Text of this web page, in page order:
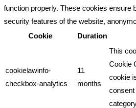
function properly. These cookies ensure
security features of the website,
Cookie
Duration
cookielawinfo-
checkbox-analytics
11
months
This
Cookie
cookie